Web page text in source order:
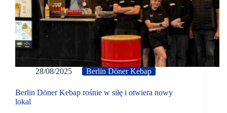
28/08/2025 Berlin Döner Kebap
Berlin Döner Kebap rośnie w siłę i otwiera nowy
lokal